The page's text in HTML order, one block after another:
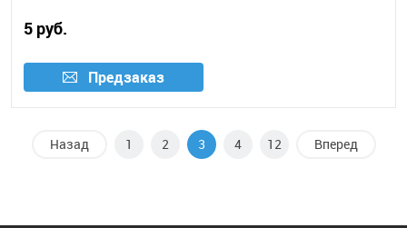
5 руб.
Предзаказ
Назад 1 2 3 4 12 Вперед